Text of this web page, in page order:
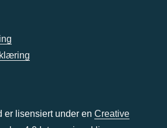
er lisensiert under en Creative